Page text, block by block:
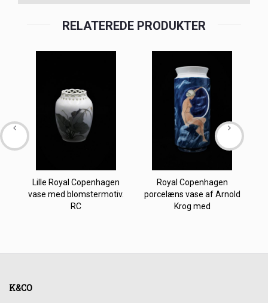
RELATEREDE PRODUKTER
Lille Royal Copenhagen
vase med blomstermotiv.
RC
Royal Copenhagen
porcelæns vase af Arnold
Krog med
K&CO